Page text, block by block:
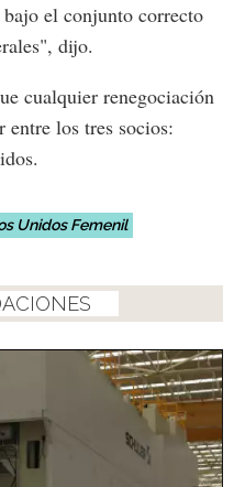
el conjunto correcto
dijo.
cualquier renegociación
entre los tres socios:
Unidos Femenil